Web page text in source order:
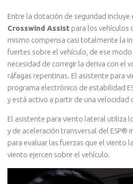
Entre la dotación de seguridad
Crosswind Assist para los vehículos
mismo compensa casi totalmente la
fuertes sobre el vehículo, de ese
necesidad de corregir la deriva con el
ráfagas repentinas. El asistente para
programa electrónico de estabilidad
y está activo a partir de una velocidad
El asistente para viento lateral utiliza
y de aceleración transversal del ESP®
para evaluar las fuerzas que el viento
viento ejercen sobre el vehículo.